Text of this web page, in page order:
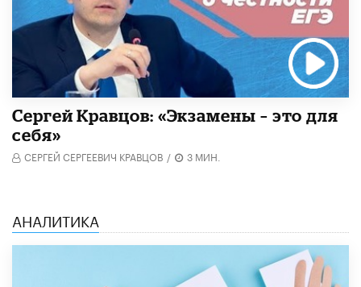
Сергей Кравцов: «Экзамены – это для
себя»
СЕРГЕЙ СЕРГЕЕВИЧ КРАВЦОВ / 3 МИН.
АНАЛИТИКА